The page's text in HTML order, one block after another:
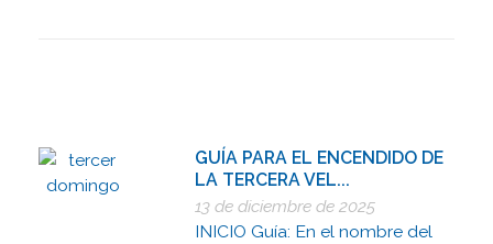
GUÍA PARA EL ENCENDIDO DE
LA TERCERA VEL...
13 de diciembre de 2025
INICIO Guía: En el nombre del